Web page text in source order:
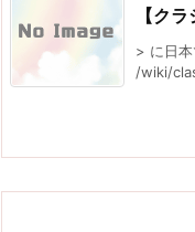
【クラ
> に日
/wiki/